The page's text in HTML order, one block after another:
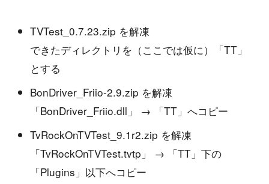
TVTest_0.7.23.zip を解凍
できたディレクトリを（ここでは仮に）「TT」
とする
BonDriver_Friio-2.9.zip を解凍
「BonDriver_Friio.dll」 → 「TT」へコピー
TvRockOnTVTest_9.1r2.zip を解凍
「TvRockOnTVTest.tvtp」 → 「TT」下の
「Plugins」以下へコピー